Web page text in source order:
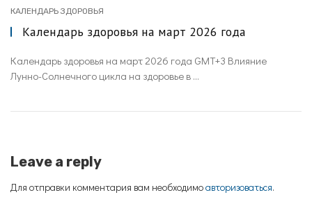
КАЛЕНДАРЬ ЗДОРОВЬЯ
Календарь здоровья на март 2026 года
Календарь здоровья на март 2026 года GMT+3 Влияние
Лунно-Солнечного цикла на здоровье в ...
Leave a reply
Для отправки комментария вам необходимоавторизоваться.